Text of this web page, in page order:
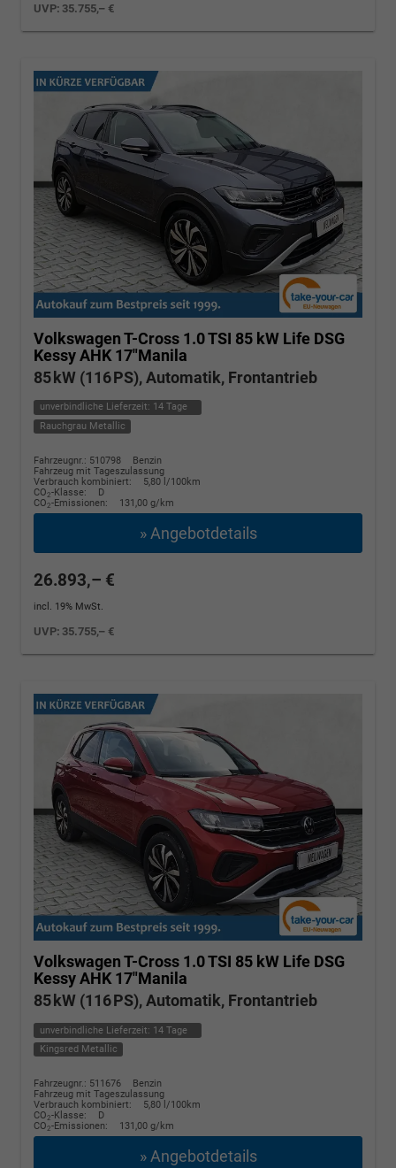
UVP: 35.755,– €
Volkswagen T-Cross 1.0 TSI 85 kW Life DSG
Kessy AHK 17"Manila
85 kW (116 PS), Automatik, Frontantrieb
unverbindliche Lieferzeit: 14 Tage
Rauchgrau Metallic
Fahrzeugnr.: 510798
Benzin
Fahrzeug mit Tageszulassung
Verbrauch kombiniert:
5,80 l/100km
CO2-Klasse:
D
CO2-Emissionen: 131,00 g/km
» Angebotdetails
26.893,– €
incl. 19% MwSt.
UVP: 35.755,– €
Volkswagen T-Cross 1.0 TSI 85 kW Life DSG
Kessy AHK 17"Manila
85 kW (116 PS), Automatik, Frontantrieb
unverbindliche Lieferzeit: 14 Tage
Kingsred Metallic
Fahrzeugnr.: 511676
Benzin
Fahrzeug mit Tageszulassung
Verbrauch kombiniert:
5,80 l/100km
CO2-Klasse:
D
CO2-Emissionen: 131,00 g/km
» Angebotdetails